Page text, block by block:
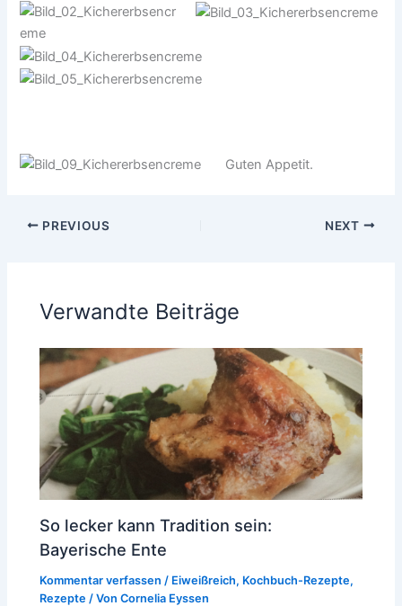
Guten Appetit.
PREVIOUS NEXT
Verwandte Beiträge
So lecker kann Tradition sein:
Bayerische Ente
Kommentar verfassen / Eiweißreich, Kochbuch-Rezepte,
Rezepte / VonCornelia Eyssen